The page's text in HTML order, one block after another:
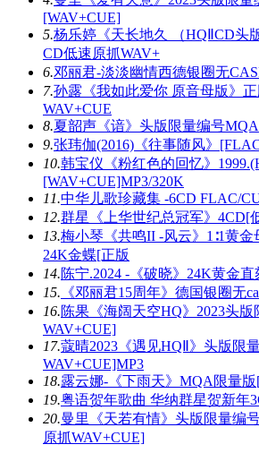
[WAV+CUE]
5.杨乐婷《天长地久 （HQⅡCD头
CD低速原抓WAV+
6.邓丽君-淡淡幽情西德银圈无
7.孙露《我如此爱你 原音母版》
WAV+CUE
8.夏韶声《谙》头版限量编号
9.张玮伽(2016)《往事随风》
10.韩宝仪《粉红色的回忆》
[WAV+CUE]MP3/320K
11.中华儿歌珍藏集 -6CD FLAC/
12.群星《上华世纪总冠军》4CD[
13.梅小琴《共鸣II -风云》1∶1黄
24K金蝶[正版
14.陈宁.2024 -《破晓》24K黄金
15. 《邓丽君15周年》德国银圈无
16.陈果《海阔天空HQ》2023头
WAV+CUE]
17.蔻晴2023《遇见HQⅡ》头版限
WAV+CUE]MP3
18.露云娜-《下雨天》MQA限量
19.粤语贺年歌曲 华纳群星贺新年
20.曼里《天若有情》头版限量编
原抓WAV+CUE]